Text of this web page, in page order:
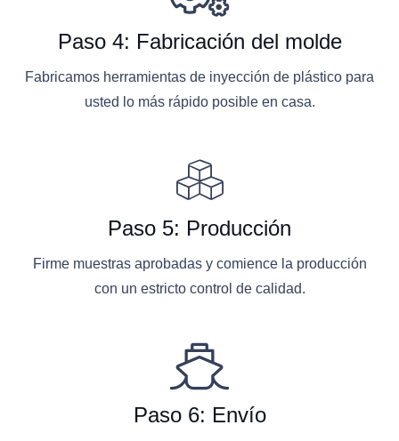
Paso 4: Fabricación del molde
Fabricamos herramientas de inyección de plástico para
usted lo más rápido posible en casa.
Paso 5: Producción
Firme muestras aprobadas y comience la producción
con un estricto control de calidad.
Paso 6: Envío